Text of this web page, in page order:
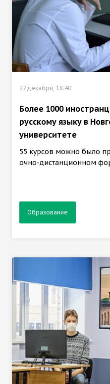
27 декабря, 18:40
Более 1000
русскому языку в
университете
55 курсов можно было
очно-дистанционном
Образование